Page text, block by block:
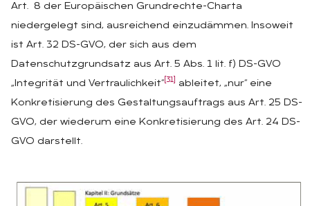
Art. 8 der Europäischen Grundrechte-Charta
niedergelegt sind, ausreichend einzudämmen. Insoweit
ist Art. 32 DS-GVO, der sich aus dem
Datenschutzgrundsatz aus Art. 5 Abs. 1 lit. f) DS-GVO
„Integrität und Vertraulichkeit“ [31]
ableitet, „nur“ eine
Konkretisierung des Gestaltungsauftrags aus Art. 25 DS-
GVO, der wiederum eine Konkretisierung des Art. 24 DS-
GVO darstellt.